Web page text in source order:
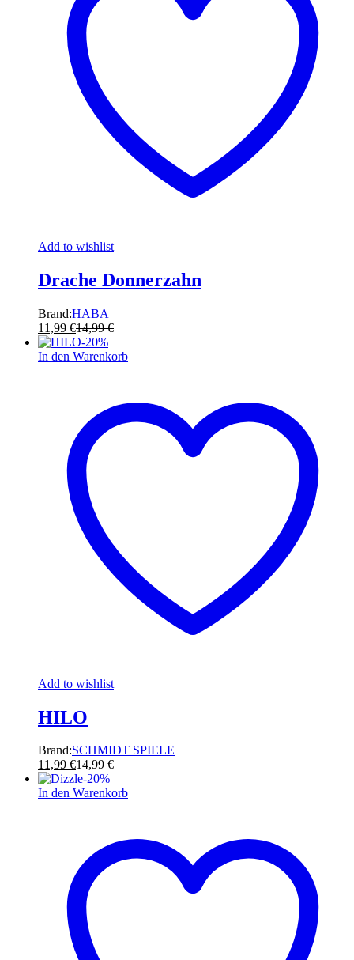
Add to wishlist
Drache Donnerzahn
Brand:HABA
11,99 €14,99€
-20%
In den Warenkorb
Add to wishlist
HILO
Brand:SCHMIDT SPIELE
11,99 €14,99€
-20%
In den Warenkorb